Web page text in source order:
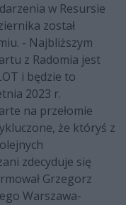
w Resursie
został
- Najbliższym
z Radomia jest
i będzie to
2023 r.
na przełomie
że któryś z
zdecyduje się
Grzegorz
Warszawa-